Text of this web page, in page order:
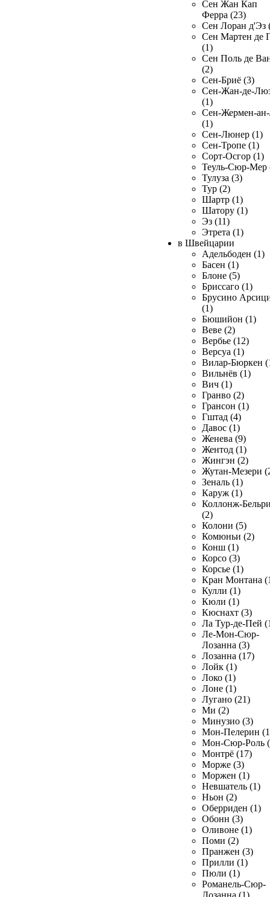
Сен Жан Кап
Ферра (23)
Сен Лоран д'Эз
Сен Мартен де
(1)
Сен Поль де
(2)
Сен-Бриё (3)
Сен-Жан-де-
(1)
Сен-Жермен-
(1)
Сен-Люнер (1)
Сен-Тропе (1)
Сорт-Осгор (1)
Теуль-Сюр-Мер
Тулуза (3)
Тур (2)
Шартр (1)
Шатору (1)
Эз (11)
Этрета (1)
в Швейцарии
Адельбоден (1)
Басен (1)
Блоне (5)
Бриссаго (1)
Брусино
(1)
Бюшийон (1)
Веве (2)
Вербье (12)
Версуа (1)
Вилар-Бюркен
Вильнёв (1)
Вич (1)
Гранво (2)
Грансон (1)
Гштад (4)
Давос (1)
Женева (9)
Жентод (1)
Жингэн (2)
Жутан-Мезери
Зеналь (1)
Каруж (1)
Коллонж-
(2)
Колони (5)
Комюньи (2)
Конш (1)
Корсо (3)
Корсье (1)
Кран Монтана
Кулли (1)
Кюли (1)
Кюснахт (3)
Ла Тур-де-Пей
Ле-Мон-Сюр-
Лозанна (3)
Лозанна (17)
Лойк (1)
Локо (1)
Лоне (1)
Лугано (21)
Ми (2)
Минузио (3)
Мон-Пелерин
Мон-Сюр-Роль
Монтрё (17)
Морже (3)
Моржен (1)
Невшатель (1)
Ньон (2)
Оберриден (1)
Обонн (3)
Оливоне (1)
Поми (2)
Пранжен (3)
Прилли (1)
Пюли (1)
Романель-Сюр-
Лозанна (1)